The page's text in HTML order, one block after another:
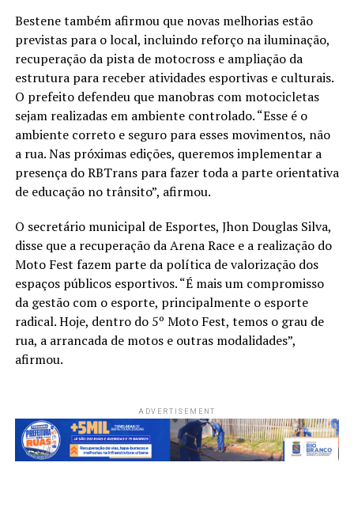
Bestene também afirmou que novas melhorias estão
previstas para o local, incluindo reforço na iluminação,
recuperação da pista de motocross e ampliação da
estrutura para receber atividades esportivas e culturais.
O prefeito defendeu que manobras com motocicletas
sejam realizadas em ambiente controlado. “Esse é o
ambiente correto e seguro para esses movimentos, não
a rua. Nas próximas edições, queremos implementar a
presença do RBTrans para fazer toda a parte orientativa
de educação no trânsito”, afirmou.
O secretário municipal de Esportes, Jhon Douglas Silva,
disse que a recuperação da Arena Race e a realização do
Moto Fest fazem parte da política de valorização dos
espaços públicos esportivos. “É mais um compromisso
da gestão com o esporte, principalmente o esporte
radical. Hoje, dentro do 5º Moto Fest, temos o grau de
rua, a arrancada de motos e outras modalidades”,
afirmou.
ADVERTISEMENT